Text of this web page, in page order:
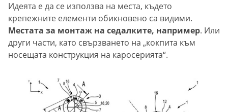
Идеята е да се използва на места, където
крепежните елементи обикновено са видими.
Местата за монтаж на седалките, например. Или
други части, като свързването на „кокпита към
носещата конструкция на каросерията“.